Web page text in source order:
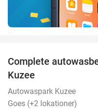
Complete
Kuzee
Autowaspark Kuzee
Goes (+2 lokationer)